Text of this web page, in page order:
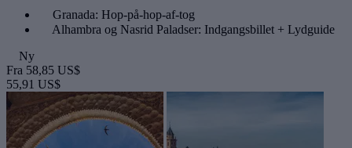
Granada: Hop-på-hop-af-tog
Alhambra og Nasrid Paladser: Indgangsbillet + Lydguide
Ny
Fra 58,85 US$
55,91 US$